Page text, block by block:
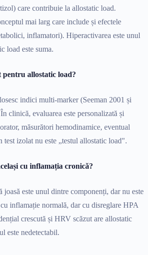
care contribuie la allostatic load.
mai larg care include și efectele
inflamatori). Hiperactivarea este unul
load este suma.
pentru allostatic load?
indici multi-marker (Seeman 2001 și
clinică, evaluarea este personalizată și
măsurători hemodinamice, eventual
izolat nu este „testul allostatic load".
cu inflamația cronică?
este unul dintre componenți, dar nu este
inflamație normală, dar cu disreglare HPA
crescută și HRV scăzut are allostatic
este nedetectabil.